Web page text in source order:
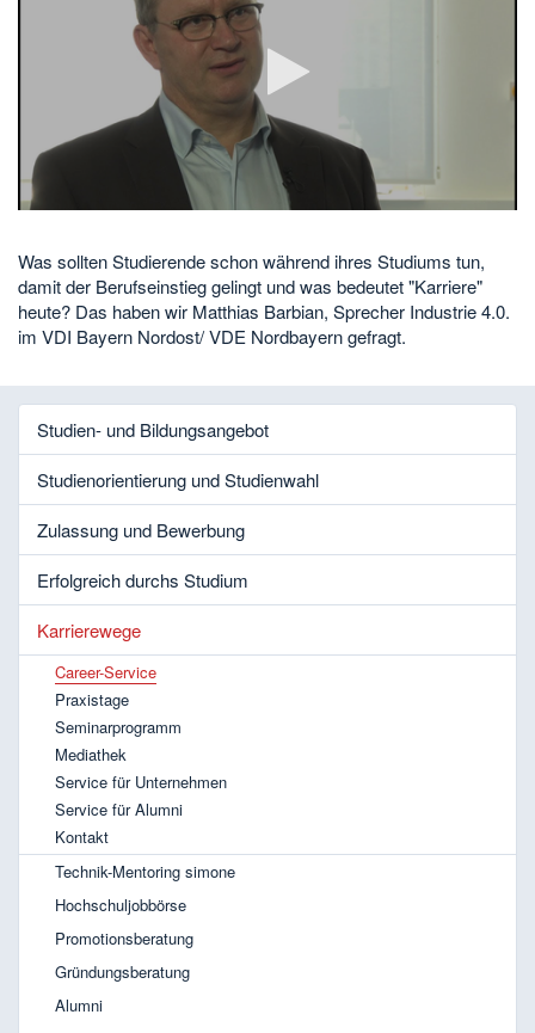
Video
abspielen
Was sollten Studierende schon während ihres Studiums tun,
damit der Berufseinstieg gelingt und was bedeutet "Karriere"
heute? Das haben wir Matthias Barbian, Sprecher Industrie 4.0.
im VDI Bayern Nordost/ VDE Nordbayern gefragt.
Studien- und Bildungsangebot
Studienorientierung und Studienwahl
Zulassung und Bewerbung
Erfolgreich durchs Studium
Karrierewege
Career-Service
Praxistage
Seminarprogramm
Mediathek
Service für Unternehmen
Service für Alumni
Kontakt
Technik-Mentoring simone
Hochschuljobbörse
Promotionsberatung
Gründungsberatung
Alumni